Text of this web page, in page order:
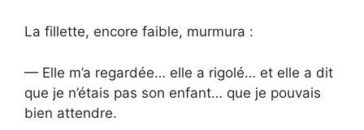
La fillette, encore faible, murmura :
— Elle m’a regardée… elle a rigolé… et elle a dit
que je n’étais pas son enfant… que je pouvais
bien attendre.